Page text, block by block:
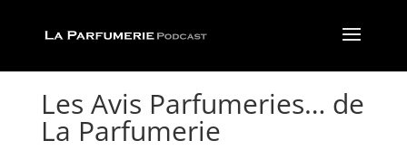
Les Avis Parfumeries… de
La Parfumerie